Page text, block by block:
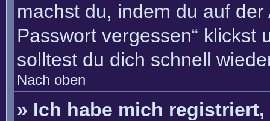
machst du, indem du auf
Passwort vergessen“ klickst
solltest du dich schnell
Nach oben
» Ich habe mich